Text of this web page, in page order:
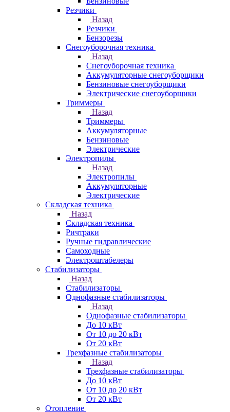
Резчики
Назад
Резчики
Бензорезы
Снегоуборочная техника
Назад
Снегоуборочная техника
Аккумуляторные снегоуборщики
Бензиновые снегоуборщики
Электрические снегоуборщики
Триммеры
Назад
Триммеры
Аккумуляторные
Бензиновые
Электрические
Электропилы
Назад
Электропилы
Аккумуляторные
Электрические
Складская техника
Назад
Складская техника
Ричтраки
Ручные гидравлические
Самоходные
Электроштабелеры
Стабилизаторы
Назад
Стабилизаторы
Однофазные стабилизаторы
Назад
Однофазные стабилизаторы
До 10 кВт
От 10 до 20 кВт
От 20 кВт
Трехфазные стабилизаторы
Назад
Трехфазные стабилизаторы
До 10 кВт
От 10 до 20 кВт
От 20 кВт
Отопление